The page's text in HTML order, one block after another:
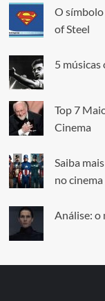
O
of Steel
5
Top 7
Cinema
Saiba
no cinema
Análise: